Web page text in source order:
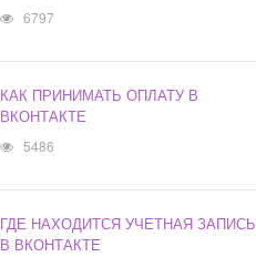
6797
КАК ПРИНИМАТЬ ОПЛАТУ В
ВКОНТАКТЕ
5486
ГДЕ НАХОДИТСЯ УЧЕТНАЯ ЗАПИСЬ
В ВКОНТАКТЕ